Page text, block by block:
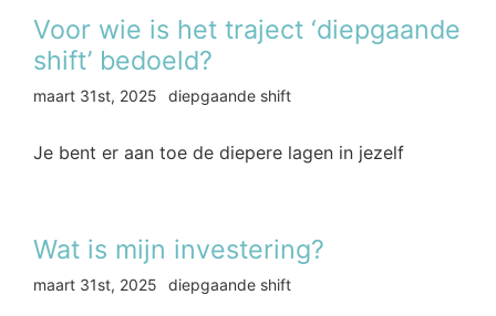
Voor wie is het traject ‘diepgaande
shift’ bedoeld?
maart 31st, 2025 diepgaande shift
Je bent er aan toe de diepere lagen in jezelf
Wat is mijn investering?
maart 31st, 2025 diepgaande shift